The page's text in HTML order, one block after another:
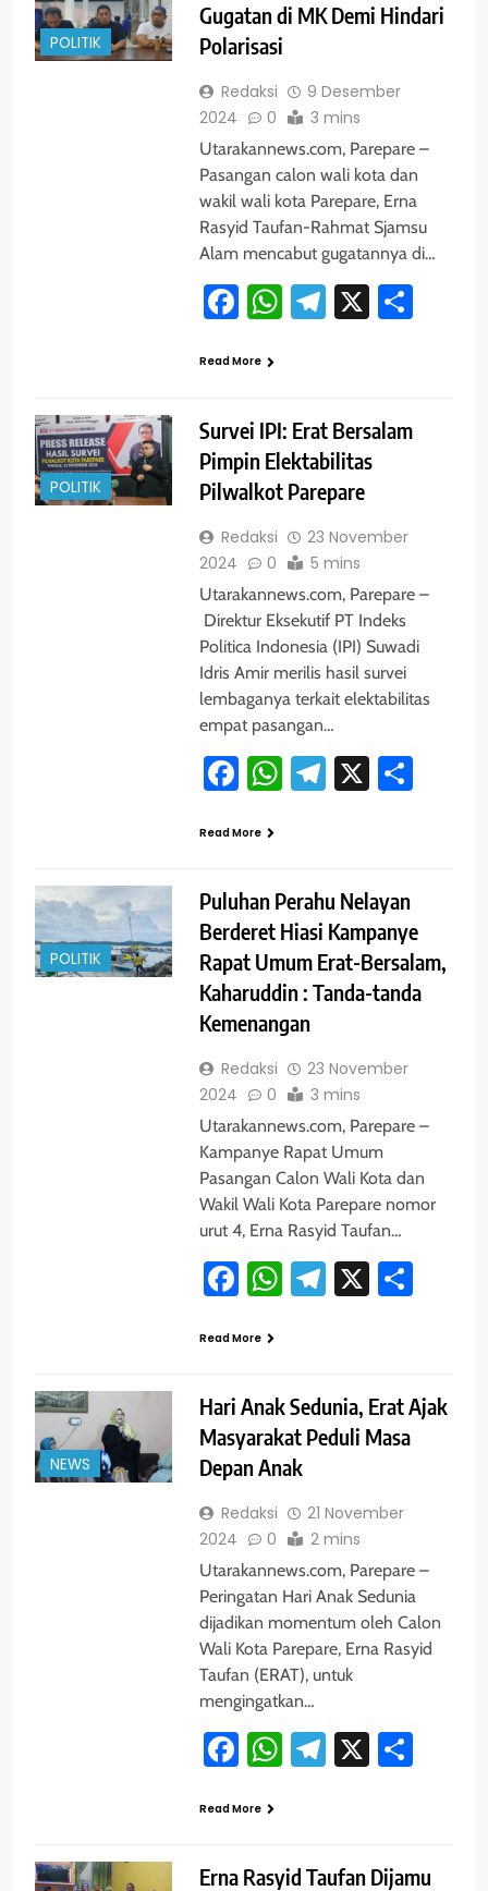
POLITIK
Gugatan di MK Demi Hindari
Polarisasi
Redaksi
9 Desember
2024
0 3 mins
Utarakannews.com, Parepare –
Pasangan calon wali kota dan
wakil wali kota Parepare, Erna
Rasyid Taufan-Rahmat Sjamsu
Alam mencabut gugatannya di…
Facebook
WhatsApp
Telegram
X
Read More
POLITIK
Survei IPI: Erat Bersalam
Pimpin Elektabilitas
Pilwalkot Parepare
Redaksi
23 November
2024
0 5 mins
Utarakannews.com, Parepare –
Direktur Eksekutif PT Indeks
Politica Indonesia (IPI) Suwadi
Idris Amir merilis hasil survei
lembaganya terkait elektabilitas
empat pasangan…
Facebook
WhatsApp
Telegram
X
Read More
POLITIK
Puluhan Perahu Nelayan
Berderet Hiasi Kampanye
Rapat Umum Erat-Bersalam,
Kaharuddin : Tanda-tanda
Kemenangan
Redaksi
23 November
2024
0 3 mins
Utarakannews.com, Parepare –
Kampanye Rapat Umum
Pasangan Calon Wali Kota dan
Wakil Wali Kota Parepare nomor
urut 4, Erna Rasyid Taufan…
Facebook
WhatsApp
Telegram
X
Read More
NEWS
Hari Anak Sedunia, Erat Ajak
Masyarakat Peduli Masa
Depan Anak
Redaksi
21 November
2024
0 2 mins
Utarakannews.com, Parepare –
Peringatan Hari Anak Sedunia
dijadikan momentum oleh Calon
Wali Kota Parepare, Erna Rasyid
Taufan (ERAT), untuk
mengingatkan…
Facebook
WhatsApp
Telegram
X
Read More
Erna Rasyid Taufan Dijamu